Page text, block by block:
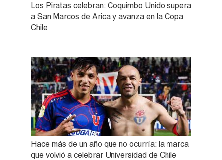
Los Piratas celebran: Coquimbo Unido supera
a San Marcos de Arica y avanza en la Copa
Chile
Hace más de un año que no ocurría: la marca
que volvió a celebrar Universidad de Chile